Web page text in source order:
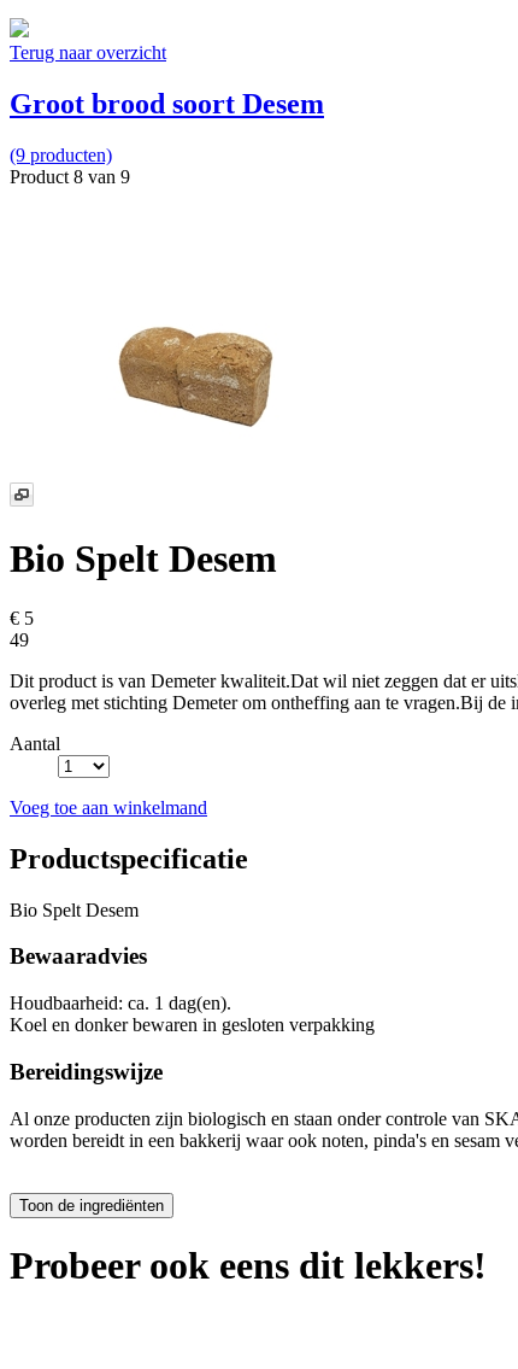
Terug naar overzicht
Groot brood soort Desem
(9 producten)
Product 8 van 9
Bio Spelt Desem
€ 5
49
Dit product is van Demeter kwaliteit.Dat wil niet zeggen dat er
overleg met stichting Demeter om ontheffing aan te vragen.Bij
Aantal
Voeg toe aan winkelmand
Productspecificatie
Bio Spelt Desem
Bewaaradvies
Houdbaarheid: ca. 1 dag(en).
Koel en donker bewaren in gesloten verpakking
Bereidingswijze
Al onze producten zijn biologisch en staan onder controle van
worden bereidt in een bakkerij waar ook noten, pinda's en sesam
Probeer ook eens dit lekkers!